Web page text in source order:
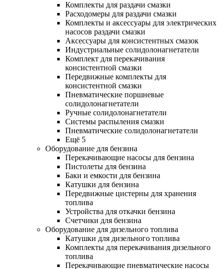
Комплекты для раздачи смазки
Расходомеры для раздачи смазки
Комплекты и аксессуары для электрических
насосов раздачи смазки
Аксессуары для консистентных смазок
Индустриальные солидолонагнетатели
Комплект для перекачивания
консистентной смазки
Передвижные комплекты для
консистентной смазки
Пневматические поршневые
солидолонагнетатели
Ручные солидолонагнетатели
Системы распыления смазки
Пневматические солидолонагнетатели
Ещё 5
Оборудование для бензина
Перекачивающие насосы для бензина
Пистолеты для бензина
Баки и емкости для бензина
Катушки для бензина
Передвижные цистерны для хранения
топлива
Устройства для откачки бензина
Счетчики для бензина
Оборудование для дизельного топлива
Катушки для дизельного топлива
Комплекты для перекачивания дизельного
топлива
Перекачивающие пневматические насосы